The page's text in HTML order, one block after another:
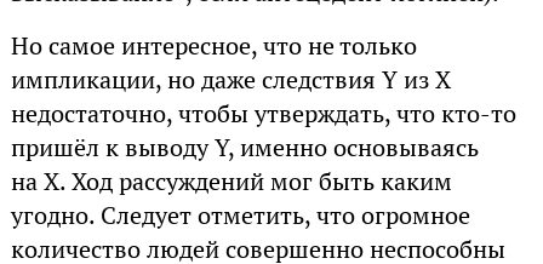
Но самое интересное, что не только
импликации, но даже следствия Y из X
недостаточно, чтобы утверждать, что кто-то
пришёл к выводу Y, именно основываясь
на X. Ход рассуждений мог быть каким
угодно. Следует отметить, что огромное
количество людей совершенно неспособны